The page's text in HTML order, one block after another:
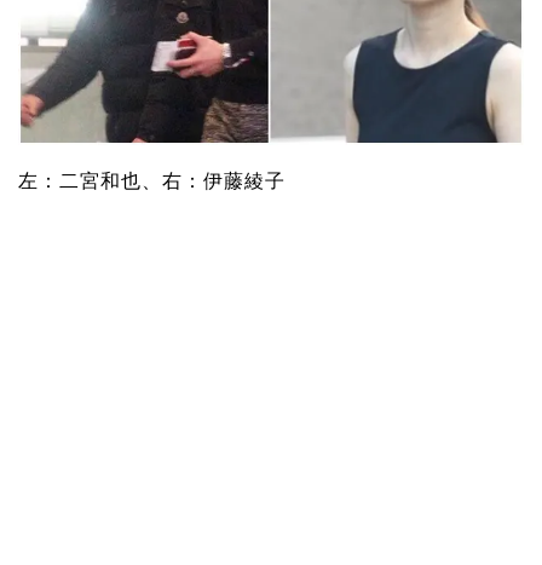
左：二宮和也、右：伊藤綾子